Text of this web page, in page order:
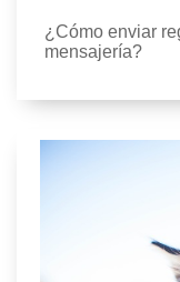
¿Cómo enviar
mensajería?